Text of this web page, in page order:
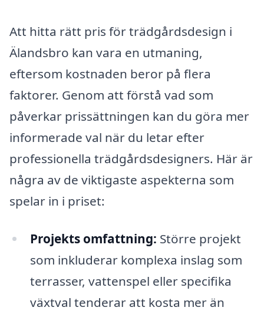
Att hitta rätt pris för trädgårdsdesign i
Älandsbro kan vara en utmaning,
eftersom kostnaden beror på flera
faktorer. Genom att förstå vad som
påverkar prissättningen kan du göra mer
informerade val när du letar efter
professionella trädgårdsdesigners. Här är
några av de viktigaste aspekterna som
spelar in i priset:
Projekts omfattning: Större projekt
som inkluderar komplexa inslag som
terrasser, vattenspel eller specifika
växtval tenderar att kosta mer än